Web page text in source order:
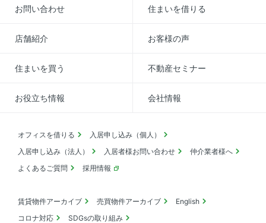
お問い合わせ 住まいを借りる
店舗紹介 お客様の声
住まいを買う 不動産セミナー
お役立ち情報 会社情報
オフィスを借りる
入居申し込み（個人）
入居申し込み（法人）
入居者様お問い合わせ
仲介業者様へ
よくあるご質問
採用情報
賃貸物件アーカイブ 売買物件アーカイブ
English
コロナ対応
SDGsの取り組み